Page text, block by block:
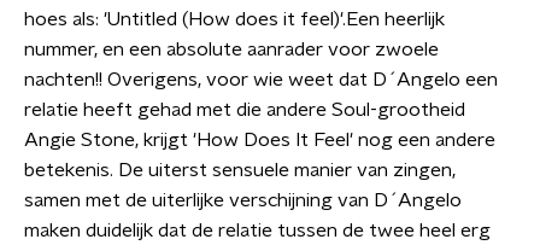
hoes als: 'Untitled (How does it feel)'.Een heerlijk
nummer, en een absolute aanrader voor zwoele
nachten!! Overigens, voor wie weet dat D´Angelo een
relatie heeft gehad met die andere Soul-grootheid
Angie Stone, krijgt 'How Does It Feel' nog een andere
betekenis. De uiterst sensuele manier van zingen,
samen met de uiterlijke verschijning van D´Angelo
maken duidelijk dat de relatie tussen de twee heel erg